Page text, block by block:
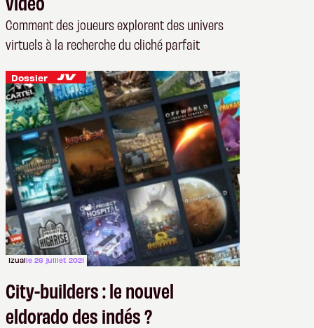
Comment des joueurs explorent des univers
virtuels à la recherche du cliché parfait
Dossier
Izualle 26 juillet 2021
City-builders : le nouvel
eldorado des indés ?